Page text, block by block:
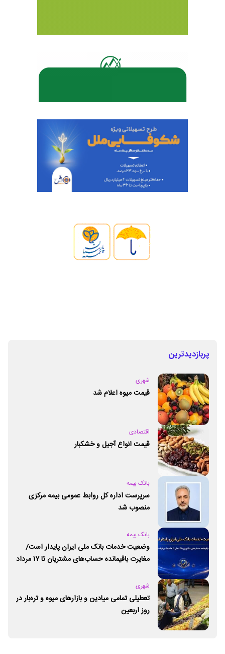
پربازدیدترین
شهری
قیمت میوه اعلام شد
اقتصادی
قیمت انواع آجیل و خشکبار
بانک بیمه
سرپرست اداره کل روابط عمومی بیمه مرکزی
منصوب شد
بانک بیمه
وضعیت خدمات بانک ملی ایران پایدار است/
مغایرت‌ باقیمانده حساب‌های مشتریان تا ۱۷ مرداد
شهری
تعطیلی تمامی میادین و بازارهای میوه و تره‌بار در
روز اربعین